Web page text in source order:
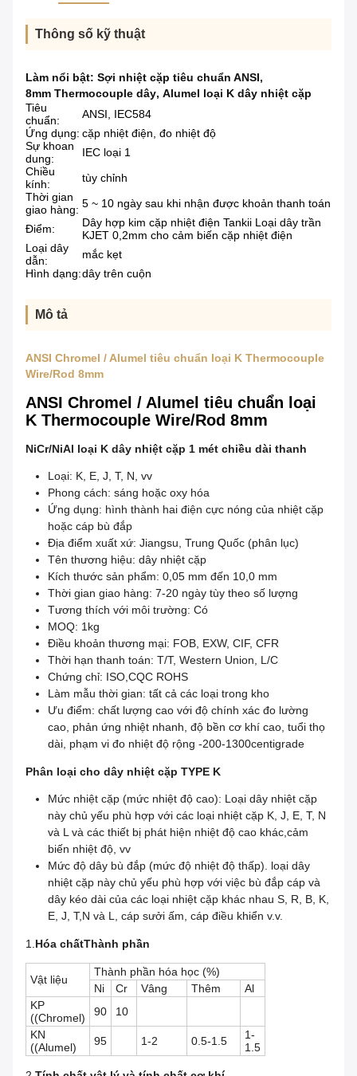
Thông số kỹ thuật
Làm nổi bật: Sợi nhiệt cặp tiêu chuẩn ANSI,
8mm Thermocouple dây, Alumel loại K dây nhiệt cặp
Tiêu
chuẩn:
ANSI, IEC584
Ứng dụng: cặp nhiệt điện, đo nhiệt độ
Sự khoan
dung:
IEC loại 1
Chiều
kính:
tùy chỉnh
Thời gian
giao hàng: 5 ~ 10 ngày sau khi nhận được khoản thanh toán
Điểm:
Dây hợp kim cặp nhiệt điện Tankii Loại dây trần
KJET 0,2mm cho cảm biến cặp nhiệt điện
Loại dây
dẫn:
mắc kẹt
Hình dạng:dây trên cuộn
Mô tả
ANSI Chromel / Alumel tiêu chuẩn loại K Thermocouple
Wire/Rod 8mm
ANSI Chromel / Alumel tiêu chuẩn loại
K Thermocouple Wire/Rod 8mm
NiCr/NiAl loại K dây nhiệt cặp 1 mét chiều dài thanh
Loại: K, E, J, T, N, vv
Phong cách: sáng hoặc oxy hóa
Ứng dụng: hình thành hai điện cực nóng của nhiệt cặp
hoặc cáp bù đắp
Địa điểm xuất xứ: Jiangsu, Trung Quốc (phân lục)
Tên thương hiệu: dây nhiệt cặp
Kích thước sản phẩm: 0,05 mm đến 10,0 mm
Thời gian giao hàng: 7-20 ngày tùy theo số lượng
Tương thích với môi trường: Có
MOQ: 1kg
Điều khoản thương mại: FOB, EXW, CIF, CFR
Thời hạn thanh toán: T/T, Western Union, L/C
Chứng chỉ: ISO,CQC ROHS
Làm mẫu thời gian: tất cả các loại trong kho
Ưu điểm: chất lượng cao với độ chính xác đo lường
cao, phản ứng nhiệt nhanh, độ bền cơ khí cao, tuổi thọ
dài, phạm vi đo nhiệt độ rộng -200-1300centigrade
Phân loại cho dây nhiệt cặp TYPE K
Mức nhiệt cặp (mức nhiệt độ cao): Loại dây nhiệt cặp
này chủ yếu phù hợp với các loại nhiệt cặp K, J, E, T, N
và L và các thiết bị phát hiện nhiệt độ cao khác,cảm
biến nhiệt độ, vv
Mức độ dây bù đắp (mức độ nhiệt độ thấp). loại dây
nhiệt cặp này chủ yếu phù hợp với việc bù đắp cáp và
dây kéo dài của các loại nhiệt cặp khác nhau S, R, B, K,
E, J, T,N và L, cáp sưởi ấm, cáp điều khiển v.v.
1.Hóa chấtThành phần
Vật liệu
Thành phần hóa học (%)
Ni
Cr Vâng Thêm
Al
KP
((Chromel)
90
10
KN
((Alumel)
95 1-2 0.5-1.5
1-
1.5